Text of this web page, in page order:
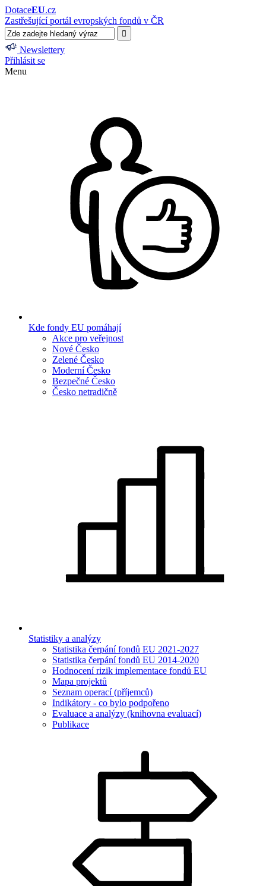
DotaceEU.cz
Zastřešující portál evropských fondů v ČR
Newslettery
Přihlásit se
Menu
Kde fondy EU pomáhají
Akce pro veřejnost
Nové Česko
Zelené Česko
Moderní Česko
Bezpečné Česko
Česko netradičně
Statistiky a analýzy
Statistika čerpání fondů EU 2021-2027
Statistika čerpání fondů EU 2014-2020
Hodnocení rizik implementace fondů EU
Mapa projektů
Seznam operací (příjemců)
Indikátory - co bylo podpořeno
Evaluace a analýzy (knihovna evaluací)
Publikace